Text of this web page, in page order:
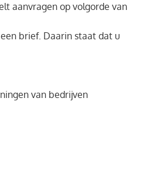
aanvragen op volgorde van
brief. Daarin staat dat u
van bedrijven